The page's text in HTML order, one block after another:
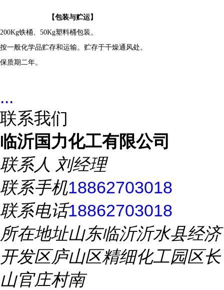
【包装与贮运】
200Kg铁桶、50Kg塑料桶包装。
按一般化学品贮存和运输。贮存于干燥通风处。
保质期二年。
...
联系我们
临沂国力化工有限公司
联系人 刘经理
联系手机18862703018
联系电话18862703018
所在地址山东临沂沂水县经济
开发区庐山区精细化工园区长
山官庄村南